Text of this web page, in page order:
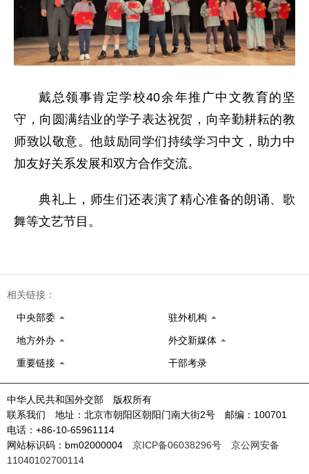
戴总领事肯定学校40余年推广中文教育的坚
守，向圆满结业的学子表达祝贺，向辛勤耕耘的教
师致以敬意。他鼓励同学们持续学习中文，助力中
加友好关系发展和双方合作交流。
典礼上，师生们还表演了精心准备的朗诵、歌
舞等文艺节目。
相关链接：
中央部委 驻外机构
地方外办 外交新媒体
重要链接 干部考录
中华人民共和国外交部 版权所有
联系我们 地址：北京市朝阳区朝阳门南大街2号 邮编：100701
电话：+86-10-65961114
网站标识码：bm02000004 京ICP备06038296号
京公网安备
11040102700114